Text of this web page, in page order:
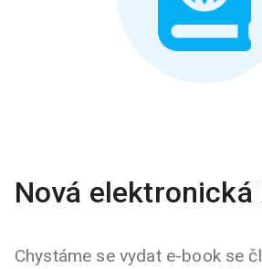
Nová elektronická
Chystáme se vydat e-book se